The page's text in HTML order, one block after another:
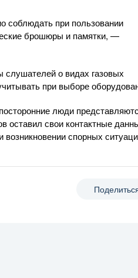
соблюдать при пользовании
брошюры и памятки, —
слушателей о видах газовых
при выборе
люди
оставил свои контактные
спорных